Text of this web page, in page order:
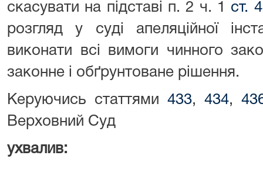
скасувати на підставі п. 2 ч. 1 ст.
розгляд у суді апеляційної
виконати всі вимоги чинного
законне і обґрунтоване рішення.
Керуючись статтями433,434,
Верховний Суд
ухвалив: